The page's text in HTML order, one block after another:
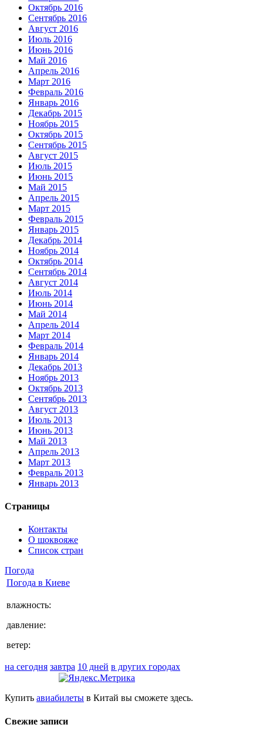
Октябрь 2016
Сентябрь 2016
Август 2016
Июль 2016
Июнь 2016
Май 2016
Апрель 2016
Март 2016
Февраль 2016
Январь 2016
Декабрь 2015
Ноябрь 2015
Октябрь 2015
Сентябрь 2015
Август 2015
Июль 2015
Июнь 2015
Май 2015
Апрель 2015
Март 2015
Февраль 2015
Январь 2015
Декабрь 2014
Ноябрь 2014
Октябрь 2014
Сентябрь 2014
Август 2014
Июль 2014
Июнь 2014
Май 2014
Апрель 2014
Март 2014
Февраль 2014
Январь 2014
Декабрь 2013
Ноябрь 2013
Октябрь 2013
Сентябрь 2013
Август 2013
Июль 2013
Июнь 2013
Май 2013
Апрель 2013
Март 2013
Февраль 2013
Январь 2013
Страницы
Контакты
О шоквояже
Список стран
Погода
Погода в Киеве
влажность:
давление:
ветер:
на сегодня завтра 10 дней в других городах
Купить авиабилеты в Китай вы сможете здесь.
Свежие записи